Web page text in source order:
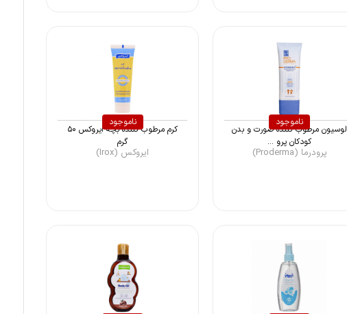
ناموجود
لوسیون مرطوب کننده صورت و بدن
کودکان پرو ...
پرودرما (Proderma)
ناموجود
کرم مرطوب کننده بچه ایروکس ۵۰
گرم
ایروکس (Irox)